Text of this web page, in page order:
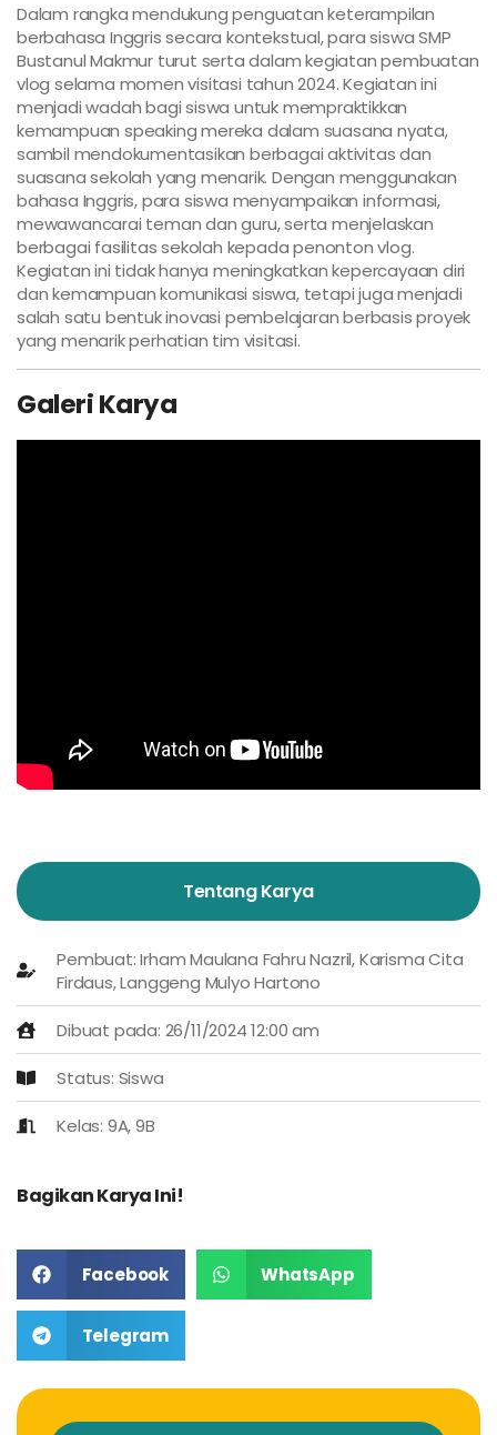
Dalam rangka mendukung penguatan keterampilan
berbahasa Inggris secara kontekstual, para siswa SMP
Bustanul Makmur turut serta dalam kegiatan pembuatan
vlog selama momen visitasi tahun 2024. Kegiatan ini
menjadi wadah bagi siswa untuk mempraktikkan
kemampuan speaking mereka dalam suasana nyata,
sambil mendokumentasikan berbagai aktivitas dan
suasana sekolah yang menarik. Dengan menggunakan
bahasa Inggris, para siswa menyampaikan informasi,
mewawancarai teman dan guru, serta menjelaskan
berbagai fasilitas sekolah kepada penonton vlog.
Kegiatan ini tidak hanya meningkatkan kepercayaan diri
dan kemampuan komunikasi siswa, tetapi juga menjadi
salah satu bentuk inovasi pembelajaran berbasis proyek
yang menarik perhatian tim visitasi.
Galeri Karya
Tentang Karya
Pembuat: Irham Maulana Fahru Nazril, Karisma Cita
Firdaus, Langgeng Mulyo Hartono
Dibuat pada: 26/11/2024 12:00 am
Status: Siswa
Kelas: 9A, 9B
Bagikan Karya Ini!
Facebook WhatsApp
Telegram